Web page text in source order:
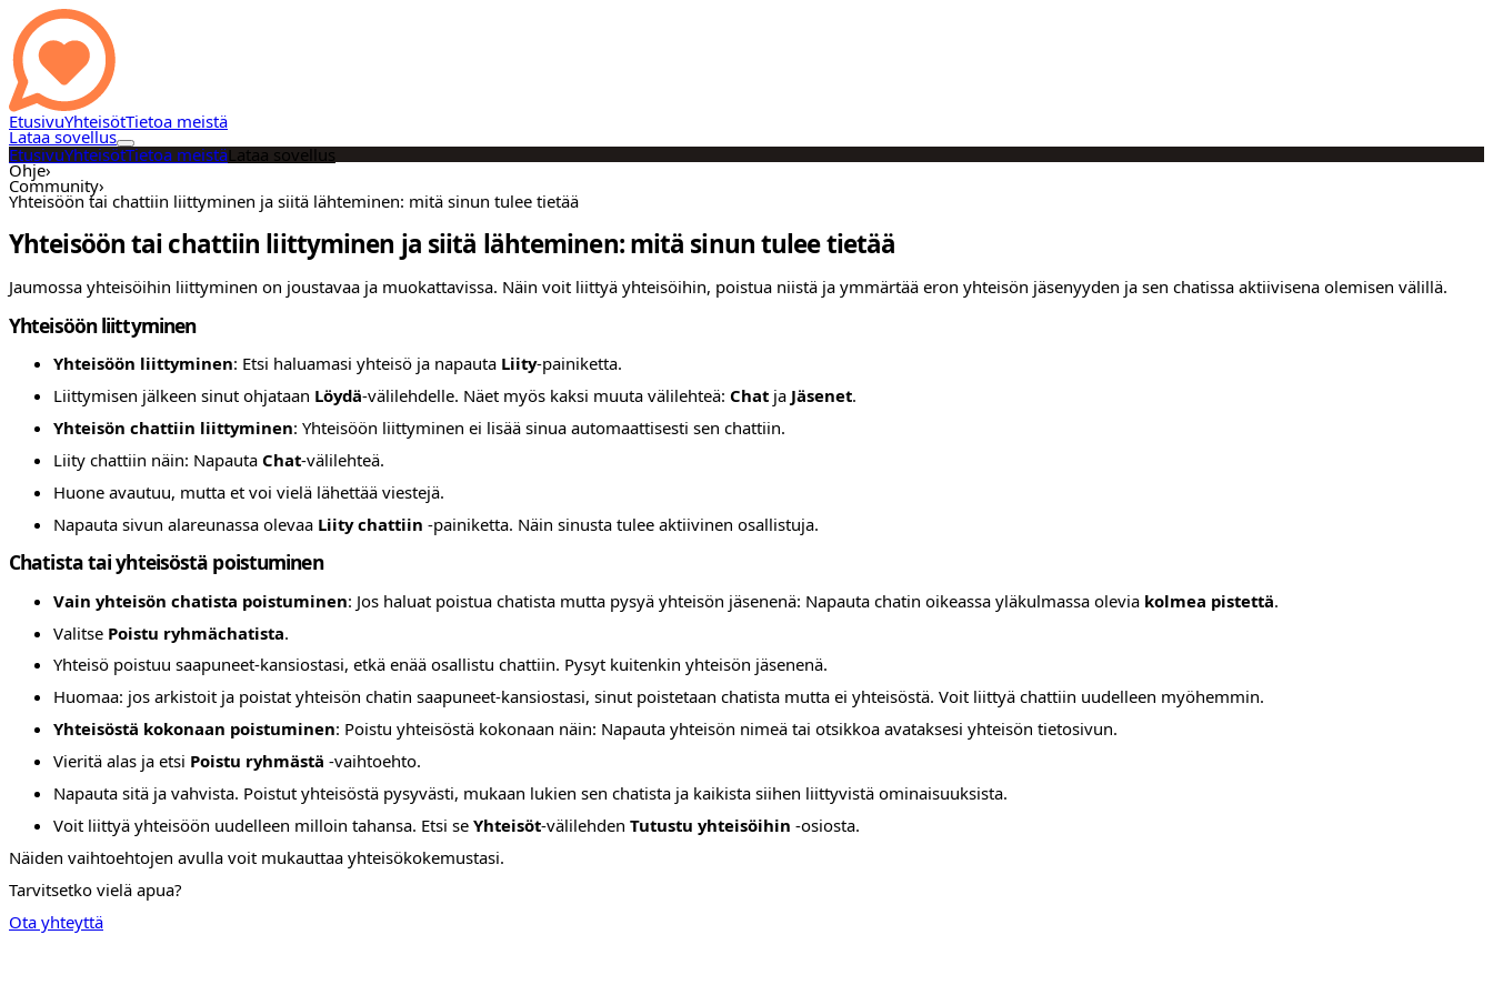
EtusivuYhteisötTietoa meistä
Lataa sovellus
EtusivuYhteisötTietoa meistäLataa sovellus
Ohje›
Community›
Yhteisöön tai chattiin liittyminen ja siitä lähteminen: mitä sinun tulee tietää
Yhteisöön tai chattiin liittyminen ja siitä lähteminen: mitä sinun tulee tietää
Jaumossa yhteisöihin liittyminen on joustavaa ja muokattavissa. Näin voit liittyä yhteisöihin, poistua niistä ja ymmärtää eron yhteisön jäsenyyden ja sen chatissa aktiivisena olemisen välillä.
Yhteisöön liittyminen
Yhteisöön liittyminen: Etsi haluamasi yhteisö ja napauta Liity-painiketta.
Liittymisen jälkeen sinut ohjataan Löydä-välilehdelle. Näet myös kaksi muuta välilehteä: Chat ja Jäsenet.
Yhteisön chattiin liittyminen: Yhteisöön liittyminen ei lisää sinua automaattisesti sen chattiin.
Liity chattiin näin: Napauta Chat-välilehteä.
Huone avautuu, mutta et voi vielä lähettää viestejä.
Napauta sivun alareunassa olevaa Liity chattiin -painiketta. Näin sinusta tulee aktiivinen osallistuja.
Chatista tai yhteisöstä poistuminen
Vain yhteisön chatista poistuminen: Jos haluat poistua chatista mutta pysyä yhteisön jäsenenä: Napauta chatin oikeassa yläkulmassa olevia kolmea pistettä.
Valitse Poistu ryhmächatista.
Yhteisö poistuu saapuneet-kansiostasi, etkä enää osallistu chattiin. Pysyt kuitenkin yhteisön jäsenenä.
Huomaa: jos arkistoit ja poistat yhteisön chatin saapuneet-kansiostasi, sinut poistetaan chatista mutta ei yhteisöstä. Voit liittyä chattiin uudelleen myöhemmin.
Yhteisöstä kokonaan poistuminen: Poistu yhteisöstä kokonaan näin: Napauta yhteisön nimeä tai otsikkoa avataksesi yhteisön tietosivun.
Vieritä alas ja etsi Poistu ryhmästä -vaihtoehto.
Napauta sitä ja vahvista. Poistut yhteisöstä pysyvästi, mukaan lukien sen chatista ja kaikista siihen liittyvistä ominaisuuksista.
Voit liittyä yhteisöön uudelleen milloin tahansa. Etsi se Yhteisöt-välilehden Tutustu yhteisöihin -osiosta.
Näiden vaihtoehtojen avulla voit mukauttaa yhteisökokemustasi.
Tarvitsetko vielä apua?
Ota yhteyttä